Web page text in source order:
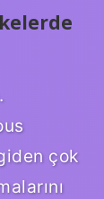
çok